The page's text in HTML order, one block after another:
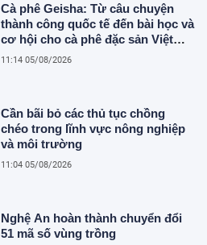
Cà phê Geisha: Từ câu chuyện
thành công quốc tế đến bài học và
cơ hội cho cà phê đặc sản Việt
Nam
11:14 05/08/2026
Cần bãi bỏ các thủ tục chồng
chéo trong lĩnh vực nông nghiệp
và môi trường
11:04 05/08/2026
Nghệ An hoàn thành chuyển đổi
51 mã số vùng trồng